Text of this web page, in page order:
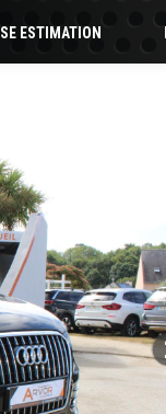
ESTIMATION